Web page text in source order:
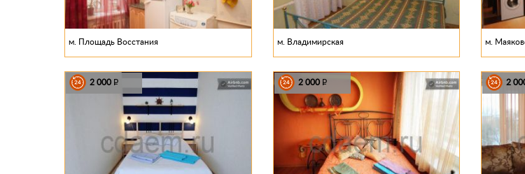
м. Площадь Восстания м. Владимирская м.
2 000 P 2 000 P 2